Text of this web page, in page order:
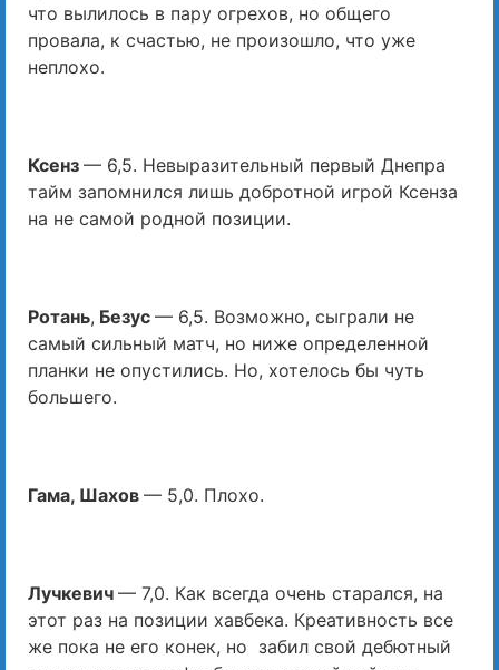
что вылилось в пару огрехов, но общего
провала, к счастью, не произошло, что уже
неплохо.
Ксенз — 6,5. Невыразительный первый Днепра
тайм запомнился лишь добротной игрой Ксенза
на не самой родной позиции.
Ротань, Безус — 6,5. Возможно, сыграли не
самый сильный матч, но ниже определенной
планки не опустились. Но, хотелось бы чуть
большего.
Гама, Шахов — 5,0. Плохо.
Лучкевич — 7,0. Как всегда очень старался, на
этот раз на позиции хавбека. Креативность все
же пока не его конек, но забил свой дебютный